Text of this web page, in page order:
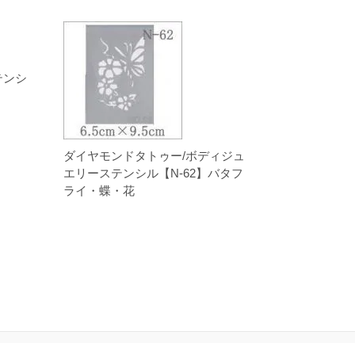
シ
ダイヤモンドタトゥー/ボディジュ
エリーステンシル【N-62】バタフ
ライ・蝶・花